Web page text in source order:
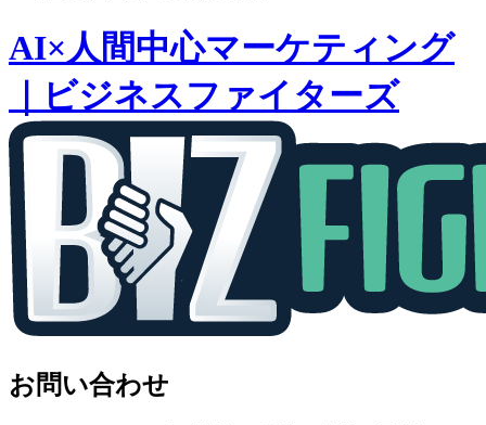
AI×人間中心マーケティング
｜ビジネスファイターズ
お問い合わせ